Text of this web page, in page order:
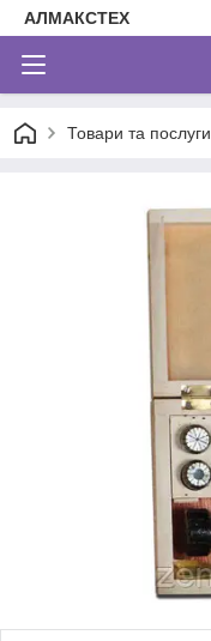
АЛМАКСТЕХ
Товари та послуги